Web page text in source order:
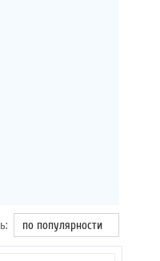
по популярности